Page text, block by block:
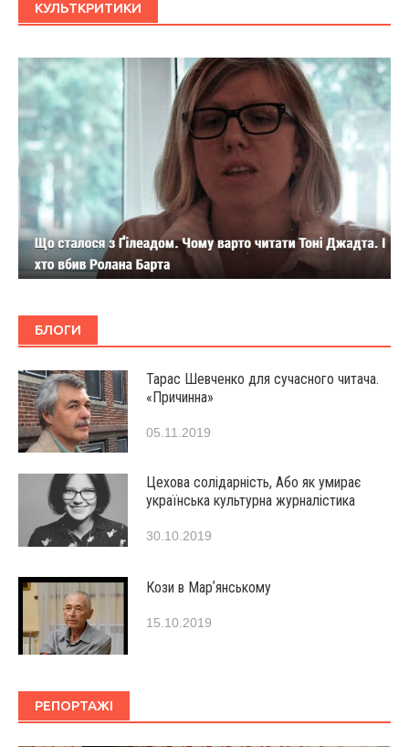
КУЛЬТКРИТИКИ
БЛОГИ
Тарас Шевченко для сучасного читача.
«Причинна»
05.11.2019
Цехова солідарність, Або як умирає
українська культурна журналістика
30.10.2019
Кози в Марʼянському
15.10.2019
РЕПОРТАЖІ